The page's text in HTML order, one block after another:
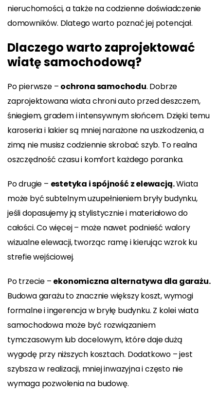
nieruchomości, a także na codzienne doświadczenie
domowników. Dlatego warto poznać jej potencjał.
Dlaczego warto zaprojektować
wiatę samochodową?
Po pierwsze – ochrona samochodu. Dobrze
zaprojektowana wiata chroni auto przed deszczem,
śniegiem, gradem i intensywnym słońcem. Dzięki temu
karoseria i lakier są mniej narażone na uszkodzenia, a
zimą nie musisz codziennie skrobać szyb. To realna
oszczędność czasu i komfort każdego poranka.
Po drugie – estetyka i spójność z elewacją.Wiata
może być subtelnym uzupełnieniem bryły budynku,
jeśli dopasujemy ją stylistycznie i materiałowo do
całości. Co więcej – może nawet podnieść walory
wizualne elewacji, tworząc ramę i kierując wzrok ku
strefie wejściowej.
Po trzecie – ekonomiczna alternatywa dla garażu.
Budowa garażu to znacznie większy koszt, wymogi
formalne i ingerencja w bryłę budynku. Z kolei wiata
samochodowa może być rozwiązaniem
tymczasowym lub docelowym, które daje dużą
wygodę przy niższych kosztach. Dodatkowo – jest
szybsza w realizacji, mniej inwazyjna i często nie
wymaga pozwolenia na budowę.